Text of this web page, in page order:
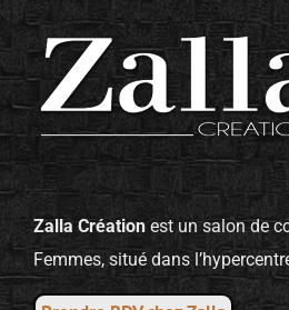
Zalla Création est un salon de
Femmes, situé dans